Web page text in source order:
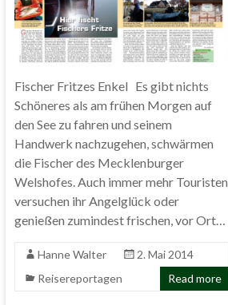
Fischer Fritzes Enkel Es gibt nichts
Schöneres als am frühen Morgen auf
den See zu fahren und seinem
Handwerk nachzugehen, schwärmen
die Fischer des Mecklenburger
Welshofes. Auch immer mehr Touristen
versuchen ihr Angelglück oder
genießen zumindest frischen, vor Ort…
Hanne Walter
2. Mai 2014
Reisereportagen
Read more